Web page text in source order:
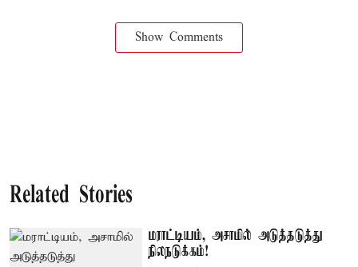
Show Comments
Related Stories
மராட்டியம், அசாமில் அடுத்தடுத்து
நிலநடுக்கம்!